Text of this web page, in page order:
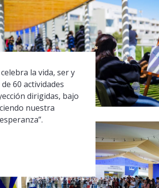
la vida, ser y
60 actividades
dirigidas, bajo
nuestra